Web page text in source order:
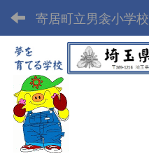
寄居町立男衾小学校